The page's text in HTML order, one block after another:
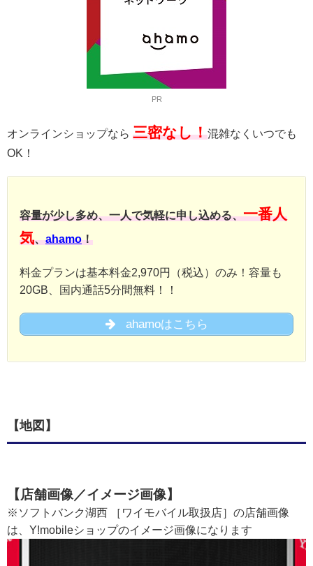
PR
オンラインショップなら 三密なし！混雑なくいつでも
OK！
容量が少し多め、一人で気軽に申し込める、一番人
気、ahamo！
料金プランは基本料金2,970円（税込）のみ！容量も
20GB、国内通話5分間無料！！
ahamoはこちら
【地図】
【店舗画像／イメージ画像】
※ソフトバンク湖西 ［ワイモバイル取扱店］の店舗画像
は、Y!mobileショップのイメージ画像になります